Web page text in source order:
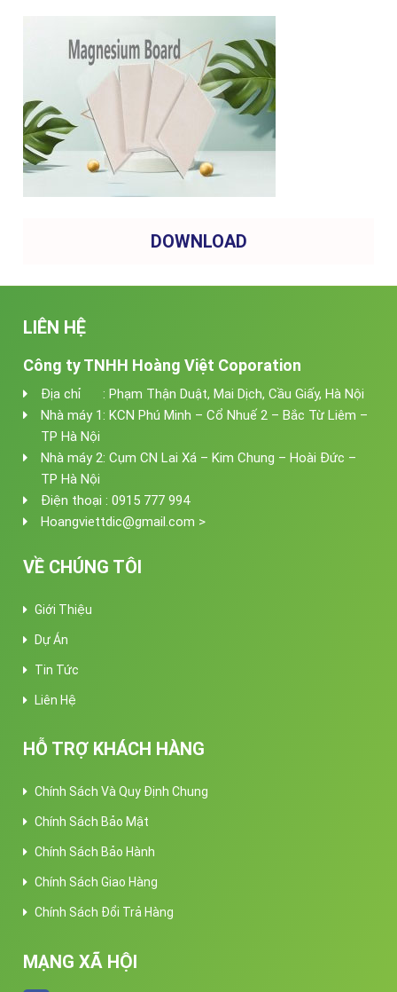
DOWNLOAD
LIÊN HỆ
Công ty TNHH Hoàng Việt Coporation
Địa chỉ : Phạm Thận Duật, Mai Dịch, Cầu Giấy, Hà Nội
Nhà máy 1: KCN Phú Minh – Cổ Nhuế 2 – Bắc Từ Liêm –
TP Hà Nội
Nhà máy 2: Cụm CN Lai Xá – Kim Chung – Hoài Đức –
TP Hà Nội
Điện thoại : 0915 777 994
Hoangviettdic@gmail.com >
VỀ CHÚNG TÔI
Giới Thiệu
Dự Án
Tin Tức
Liên Hệ
HỖ TRỢ KHÁCH HÀNG
Chính Sách Và Quy Định Chung
Chính Sách Bảo Mật
Chính Sách Bảo Hành
Chính Sách Giao Hàng
Chính Sách Đổi Trả Hàng
MẠNG XÃ HỘI